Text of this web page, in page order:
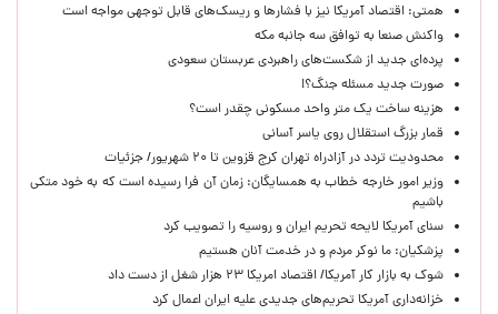
همتی: اقتصاد آمریکا نیز با فشارها و ریسک‌های قابل توجهی مواجه است
واکنش صنعا به توافق سه جانبه مکه
پرده‌ای جدید از شکست‌های راهبردی عربستان سعودی
صورت جدید مسئله جنگ؟!
هزینه ساخت یک متر واحد مسکونی چقدر است؟
قمار بزرگ استقلال روی یاسر آسانی
محدودیت تردد در آزادراه تهران کرج قزوین تا ۲۰ شهریور/ جزئیات
وزیر امور خارجه خطاب به همسایگان: زمان آن فرا رسیده است که به خود متکی
باشیم
سنای آمریکا لایحه تحریم ایران و روسیه را تصویب کرد
پزشکیان: ما نوکر مردم و در خدمت آنان هستیم
شوک به بازار کار آمریکا/ اقتصاد امریکا ۲۳ هزار شغل از دست داد
خزانه‌داری آمریکا تحریم‌های جدیدی علیه ایران اعمال کرد